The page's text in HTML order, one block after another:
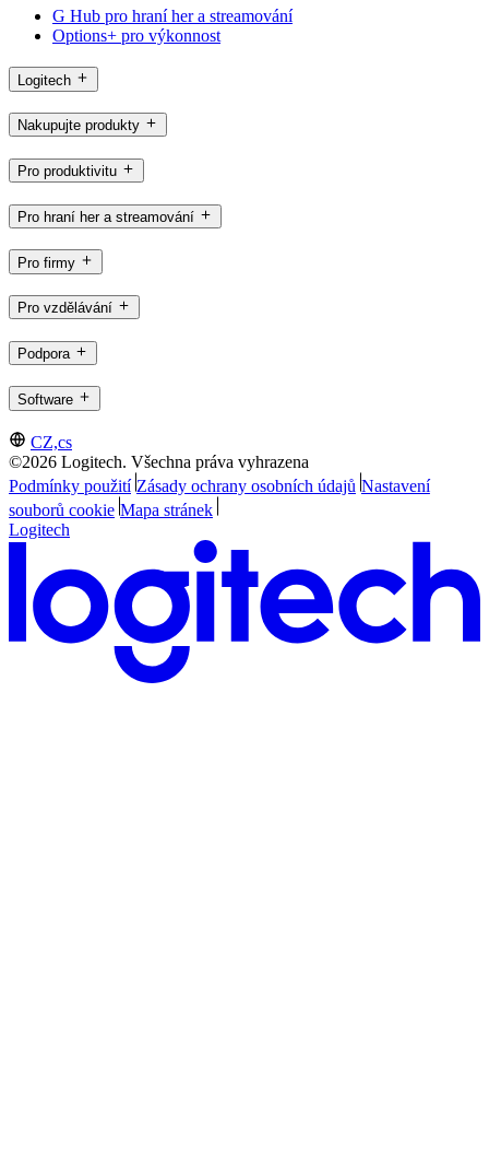
G Hub pro hraní her a streamování
Options+ pro výkonnost
Logitech
Nakupujte produkty
Pro produktivitu
Pro hraní her a streamování
Pro firmy
Pro vzdělávání
Podpora
Software
CZ,cs
©2026 Logitech. Všechna práva vyhrazena
Podmínky použití Zásady ochrany osobních údajů Nastavení
souborů cookie Mapa stránek
Logitech